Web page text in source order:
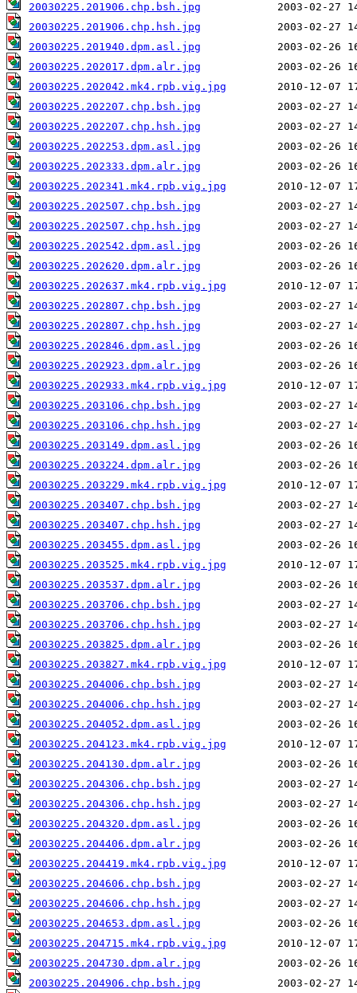
20030225.201906.chp.bsh.jpg
20030225.201906.chp.hsh.jpg
20030225.201940.dpm.asl.jpg
20030225.202017.dpm.alr.jpg
20030225.202042.mk4.rpb.vig.jpg
20030225.202207.chp.bsh.jpg
20030225.202207.chp.hsh.jpg
20030225.202253.dpm.asl.jpg
20030225.202333.dpm.alr.jpg
20030225.202341.mk4.rpb.vig.jpg
20030225.202507.chp.bsh.jpg
20030225.202507.chp.hsh.jpg
20030225.202542.dpm.asl.jpg
20030225.202620.dpm.alr.jpg
20030225.202637.mk4.rpb.vig.jpg
20030225.202807.chp.bsh.jpg
20030225.202807.chp.hsh.jpg
20030225.202846.dpm.asl.jpg
20030225.202923.dpm.alr.jpg
20030225.202933.mk4.rpb.vig.jpg
20030225.203106.chp.bsh.jpg
20030225.203106.chp.hsh.jpg
20030225.203149.dpm.asl.jpg
20030225.203224.dpm.alr.jpg
20030225.203229.mk4.rpb.vig.jpg
20030225.203407.chp.bsh.jpg
20030225.203407.chp.hsh.jpg
20030225.203455.dpm.asl.jpg
20030225.203525.mk4.rpb.vig.jpg
20030225.203537.dpm.alr.jpg
20030225.203706.chp.bsh.jpg
20030225.203706.chp.hsh.jpg
20030225.203825.dpm.alr.jpg
20030225.203827.mk4.rpb.vig.jpg
20030225.204006.chp.bsh.jpg
20030225.204006.chp.hsh.jpg
20030225.204052.dpm.asl.jpg
20030225.204123.mk4.rpb.vig.jpg
20030225.204130.dpm.alr.jpg
20030225.204306.chp.bsh.jpg
20030225.204306.chp.hsh.jpg
20030225.204320.dpm.asl.jpg
20030225.204406.dpm.alr.jpg
20030225.204419.mk4.rpb.vig.jpg
20030225.204606.chp.bsh.jpg
20030225.204606.chp.hsh.jpg
20030225.204653.dpm.asl.jpg
20030225.204715.mk4.rpb.vig.jpg
20030225.204730.dpm.alr.jpg
20030225.204906.chp.bsh.jpg